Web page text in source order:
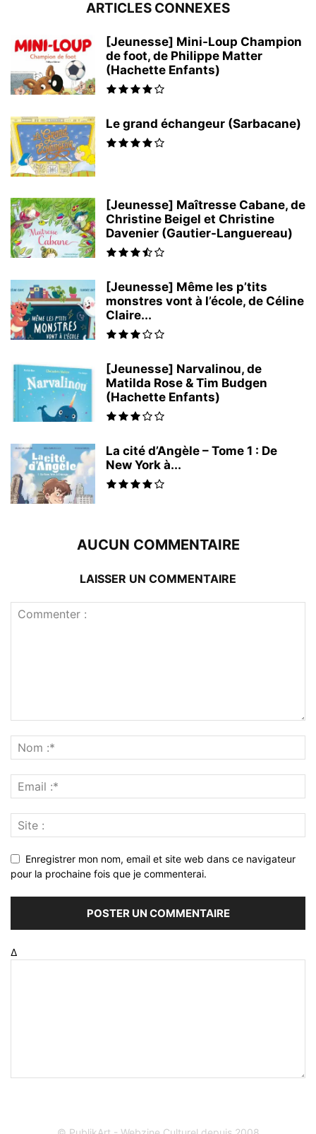
ARTICLES CONNEXES
[Jeunesse] Mini-Loup Champion
de foot, de Philippe Matter
(Hachette Enfants)
Le grand échangeur (Sarbacane)
[Jeunesse] Maîtresse Cabane, de
Christine Beigel et Christine
Davenier (Gautier-Languereau)
[Jeunesse] Même les p’tits
monstres vont à l’école, de Céline
Claire...
[Jeunesse] Narvalinou, de
Matilda Rose & Tim Budgen
(Hachette Enfants)
La cité d’Angèle – Tome 1 : De
New York à...
AUCUN COMMENTAIRE
LAISSER UN COMMENTAIRE
Enregistrer mon nom, email et site web dans ce navigateur
pour la prochaine fois que je commenterai.
Δ